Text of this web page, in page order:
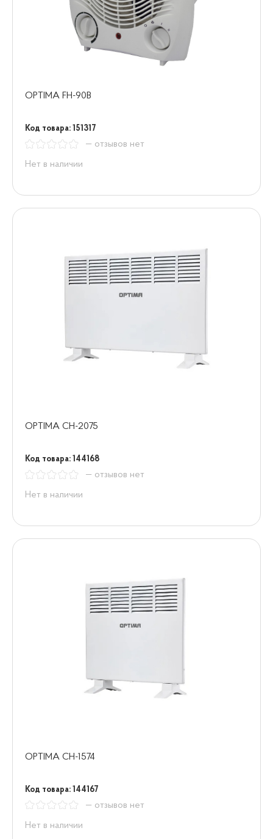
OPTIMA FH-90B
Код товара: 151317
— отзывов нет
Нет в наличии
OPTIMA CH-2075
Код товара: 144168
— отзывов нет
Нет в наличии
OPTIMA CH-1574
Код товара: 144167
— отзывов нет
Нет в наличии